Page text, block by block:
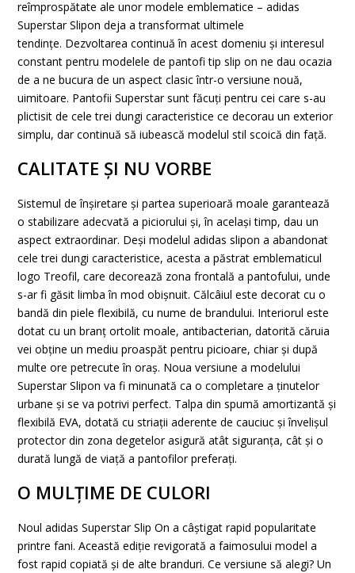
reîmprospătate ale unor modele emblematice – adidas
Superstar Slipon deja a transformat ultimele
tendințe. Dezvoltarea continuă în acest domeniu și interesul
constant pentru modelele de pantofi tip slip on ne dau ocazia
de a ne bucura de un aspect clasic într-o versiune nouă,
uimitoare. Pantofii Superstar sunt făcuți pentru cei care s-au
plictisit de cele trei dungi caracteristice ce decorau un exterior
simplu, dar continuă să iubească modelul stil scoică din față.
CALITATE ȘI NU VORBE
Sistemul de înșiretare și partea superioară moale garantează
o stabilizare adecvată a piciorului și, în același timp, dau un
aspect extraordinar. Deși modelul adidas slipon a abandonat
cele trei dungi caracteristice, acesta a păstrat emblematicul
logo Treofil, care decorează zona frontală a pantofului, unde
s-ar fi găsit limba în mod obișnuit. Călcâiul este decorat cu o
bandă din piele flexibilă, cu nume de brandului. Interiorul este
dotat cu un branț ortolit moale, antibacterian, datorită căruia
vei obține un mediu proaspăt pentru picioare, chiar și după
multe ore petrecute în oraș. Noua versiune a modelului
Superstar Slipon va fi minunată ca o completare a ținutelor
urbane și se va potrivi perfect. Talpa din spumă amortizantă și
flexibilă EVA, dotată cu striații aderente de cauciuc și învelișul
protector din zona degetelor asigură atât siguranța, cât și o
durată lungă de viață a pantofilor preferați.
O MULȚIME DE CULORI
Noul adidas Superstar Slip On a câștigat rapid popularitate
printre fani. Această ediție revigorată a faimosului model a
fost rapid copiată și de alte branduri. Ce versiune să alegi? Un